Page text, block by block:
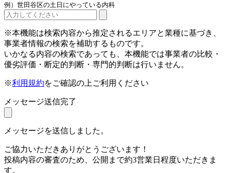
例）世田谷区の土日にやっている内科
※本機能は検索内容から推定されるエリアと業種に基づき、
事業者情報の検索を補助するものです。
いかなる内容の検索であっても、本機能では事業者の比較・
優劣評価・断定的判断・専門的判断は行いません。
※利用規約をご確認の上ご利用ください
メッセージ送信完了
メッセージを送信しました。
ご協力いただきありがとうございます！
投稿内容の審査のため、公開まで約3営業日程度いただきま
す。